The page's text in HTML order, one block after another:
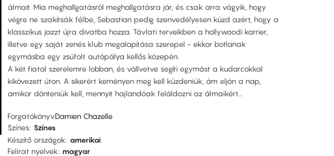
álmait. Mia meghallgatásról meghallgatásra jár, és csak arra vágyik, hogy
végre ne szakítsák félbe, Sebastian pedig szenvedélyesen küzd azért, hogy a
klasszikus jazzt újra divatba hozza. Távlati terveikben a hollywoodi karrier,
illetve egy saját zenés klub megalapítása szerepel - ekkor botlanak
egymásba egy zsúfolt autópálya kellős közepén.
A két fiatal szerelemre lobban, és vállvetve segíti egymást a kudarcokkal
kikövezett úton. A sikerért keményen meg kell küzdeniük, ám eljön a nap,
amikor dönteniük kell, mennyit hajlandóak feláldozni az álmaikért...
ForgatókönyvDamien Chazelle
Színes Színes
Készítő országok
amerikai
Felirat nyelvek
magyar